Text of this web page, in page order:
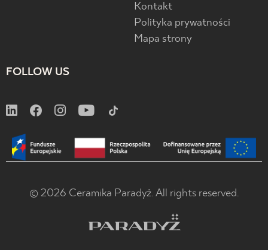
Kontakt
Polityka prywatności
Mapa strony
FOLLOW US
© 2026 Ceramika Paradyż. All rights reserved.